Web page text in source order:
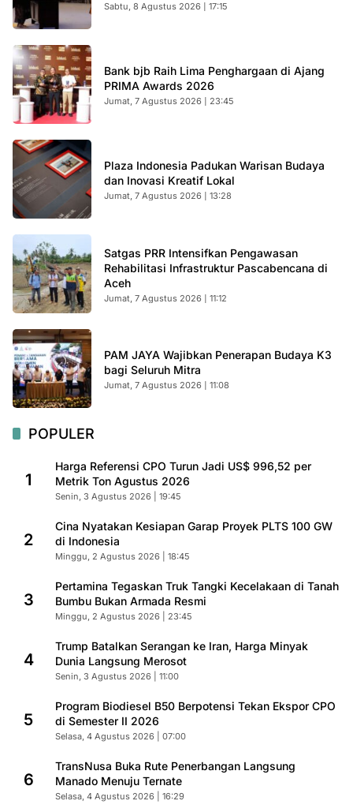
Sabtu, 8 Agustus 2026 | 17:15
Bank bjb Raih Lima Penghargaan di Ajang
PRIMA Awards 2026
Jumat, 7 Agustus 2026 | 23:45
Plaza Indonesia Padukan Warisan Budaya
dan Inovasi Kreatif Lokal
Jumat, 7 Agustus 2026 | 13:28
Satgas PRR Intensifkan Pengawasan
Rehabilitasi Infrastruktur Pascabencana di
Aceh
Jumat, 7 Agustus 2026 | 11:12
PAM JAYA Wajibkan Penerapan Budaya K3
bagi Seluruh Mitra
Jumat, 7 Agustus 2026 | 11:08
POPULER
1
Harga Referensi CPO Turun Jadi US$ 996,52 per
Metrik Ton Agustus 2026
Senin, 3 Agustus 2026 | 19:45
2
Cina Nyatakan Kesiapan Garap Proyek PLTS 100 GW
di Indonesia
Minggu, 2 Agustus 2026 | 18:45
3
Pertamina Tegaskan Truk Tangki Kecelakaan di Tanah
Bumbu Bukan Armada Resmi
Minggu, 2 Agustus 2026 | 23:45
4
Trump Batalkan Serangan ke Iran, Harga Minyak
Dunia Langsung Merosot
Senin, 3 Agustus 2026 | 11:00
5
Program Biodiesel B50 Berpotensi Tekan Ekspor CPO
di Semester II 2026
Selasa, 4 Agustus 2026 | 07:00
6
TransNusa Buka Rute Penerbangan Langsung
Manado Menuju Ternate
Selasa, 4 Agustus 2026 | 16:29